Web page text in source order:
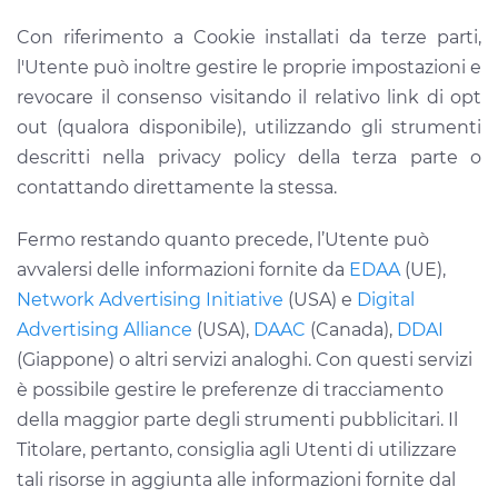
Con riferimento a Cookie installati da terze parti,
l'Utente può inoltre gestire le proprie impostazioni e
revocare il consenso visitando il relativo link di opt
out (qualora disponibile), utilizzando gli strumenti
descritti nella privacy policy della terza parte o
contattando direttamente la stessa.
Fermo restando quanto precede, l’Utente può
avvalersi delle informazioni fornite da EDAA (UE),
Network Advertising Initiative (USA) e Digital
Advertising Alliance (USA), DAAC (Canada), DDAI
(Giappone) o altri servizi analoghi. Con questi servizi
è possibile gestire le preferenze di tracciamento
della maggior parte degli strumenti pubblicitari. Il
Titolare, pertanto, consiglia agli Utenti di utilizzare
tali risorse in aggiunta alle informazioni fornite dal